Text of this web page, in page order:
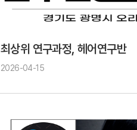
최상위 연구과정, 헤어연구반
2026-04-15